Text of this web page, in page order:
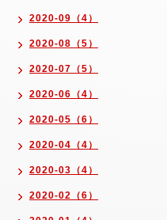
2020-09（4）
2020-08（5）
2020-07（5）
2020-06（4）
2020-05（6）
2020-04（4）
2020-03（4）
2020-02（6）